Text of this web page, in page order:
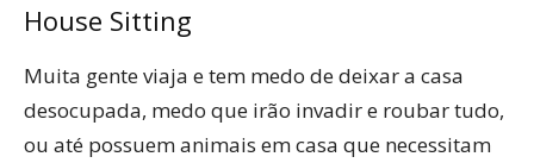
House Sitting
Muita gente viaja e tem medo de deixar a casa
desocupada, medo que irão invadir e roubar tudo,
ou até possuem animais em casa que necessitam